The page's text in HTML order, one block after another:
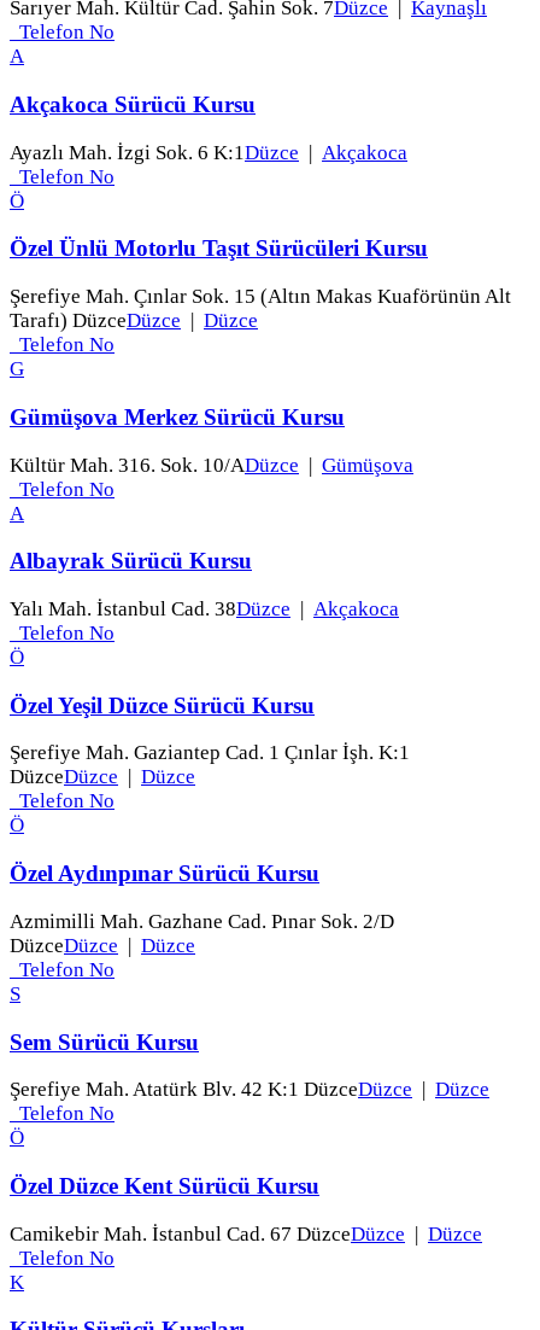
Sarıyer Mah. Kültür Cad. Şahin Sok. 7Düzce
Kaynaşlı
Telefon No
A
Akçakoca Sürücü Kursu
Ayazlı Mah. İzgi Sok. 6 K:1Düzce | Akçakoca
Telefon No
Ö
Özel Ünlü Motorlu Taşıt Sürücüleri Kursu
Şerefiye Mah. Çınlar Sok. 15 (Altın Makas Kuaförünün Alt
Tarafı) DüzceDüzce | Düzce
Telefon No
G
Gümüşova Merkez Sürücü Kursu
Kültür Mah. 316. Sok. 10/ADüzce | Gümüşova
Telefon No
A
Albayrak Sürücü Kursu
Yalı Mah. İstanbul Cad. 38Düzce | Akçakoca
Telefon No
Ö
Özel Yeşil Düzce Sürücü Kursu
Şerefiye Mah. Gaziantep Cad. 1 Çınlar İşh. K:1
DüzceDüzce
Düzce
Telefon No
Ö
Özel Aydınpınar Sürücü Kursu
Azmimilli Mah. Gazhane Cad. Pınar Sok. 2/D
DüzceDüzce | Düzce
Telefon No
S
Sem Sürücü Kursu
Şerefiye Mah. Atatürk Blv. 42 K:1 DüzceDüzce
Düzce
Telefon No
Ö
Özel Düzce Kent Sürücü Kursu
Camikebir Mah. İstanbul Cad. 67 DüzceDüzce | Düzce
Telefon No
K